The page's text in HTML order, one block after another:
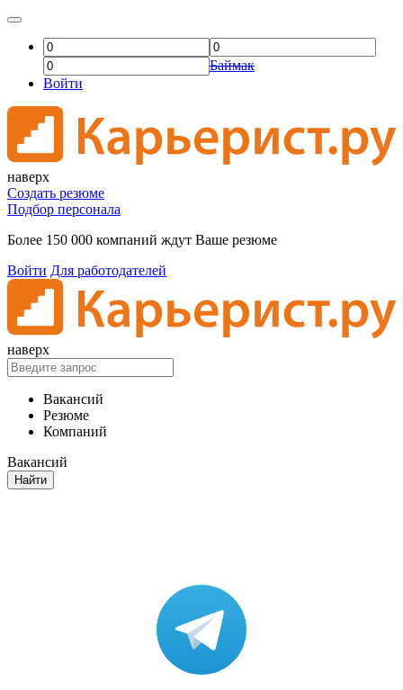
Баймак
Войти
наверх
Создать резюме
Подбор персонала
Более 150 000 компаний ждут Ваше резюме
Войти Для работодателей
наверх
Вакансий
Резюме
Компаний
Вакансий
Найти